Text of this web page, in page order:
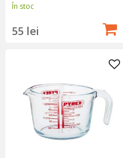
În stoc
55 lei